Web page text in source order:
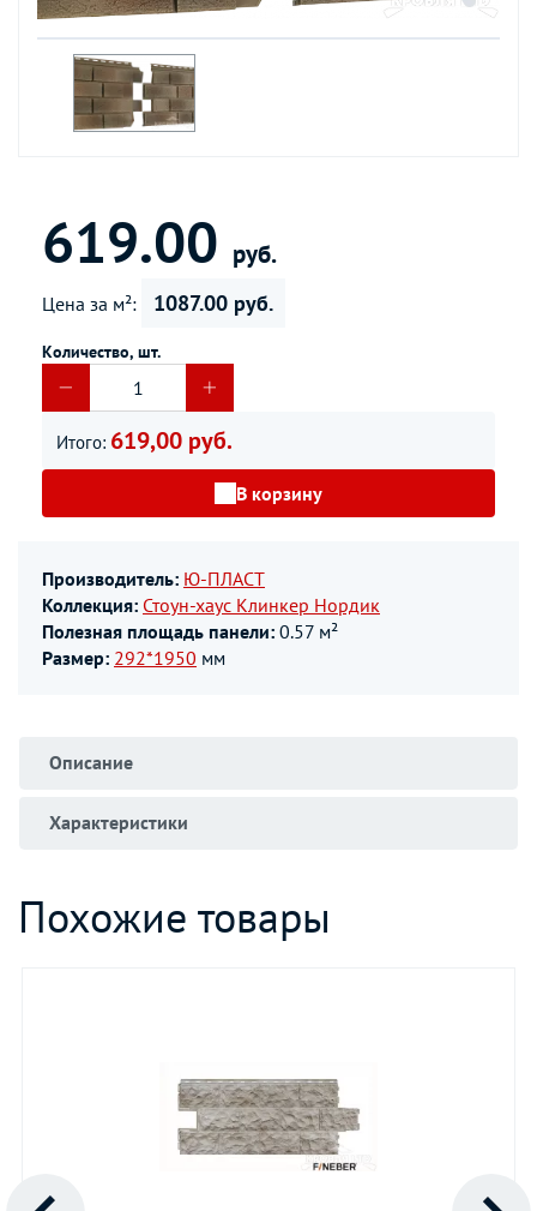
619.00 руб.
Цена за м²: 1087.00 руб.
Количество, шт.
Итого: 619,00 руб.
В корзину
Производитель: Ю-ПЛАСТ
Коллекция: Стоун-хаус Клинкер Нордик
Полезная площадь панели: 0.57 м²
Размер: 292*1950 мм
Описание
Характеристики
Похожие товары